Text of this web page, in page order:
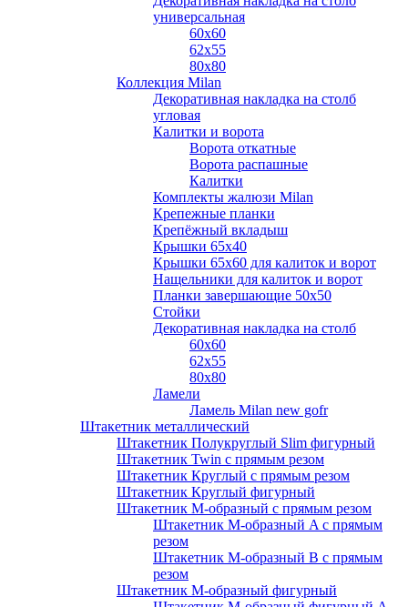
универсальная
60х60
62х55
80х80
Коллекция Milan
Декоративная накладка на столб
угловая
Калитки и ворота
Ворота откатные
Ворота распашные
Калитки
Комплекты жалюзи Milan
Крепежные планки
Крепёжный вкладыш
Крышки 65х40
Крышки 65х60 для калиток и ворот
Нащельники для калиток и ворот
Планки завершающие 50х50
Стойки
Декоративная накладка на столб
60х60
62х55
80х80
Ламели
Ламель Milan new gofr
Штакетник металлический
Штакетник Полукруглый Slim фигурный
Штакетник Twin с прямым резом
Штакетник Круглый с прямым резом
Штакетник Круглый фигурный
Штакетник М-образный с прямым резом
Штакетник М-образный A с прямым
резом
Штакетник М-образный B с прямым
резом
Штакетник М-образный фигурный